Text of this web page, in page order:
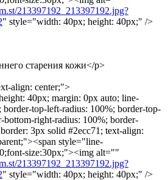
213397192_213397192.jpg?
" style="width: 40px; height: 40px;" />
старения кожи</p>
align: center;">
40px; margin: 0px auto; line-
top-left-radius: 100%; border-top-
bottom-right-radius: 100%; border-
3px solid #2ecc71; text-align:
style="line-
size:30px;"><img alt=""
213397192_213397192.jpg?
" style="width: 40px; height: 40px;" />